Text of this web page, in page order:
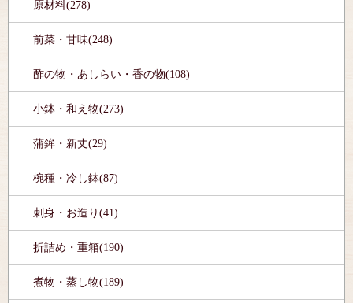
原材料(278)
前菜・甘味(248)
酢の物・あしらい・香の物(108)
小鉢・和え物(273)
蒲鉾・新丈(29)
椀種・冷し鉢(87)
刺身・お造り(41)
折詰め・重箱(190)
煮物・蒸し物(189)